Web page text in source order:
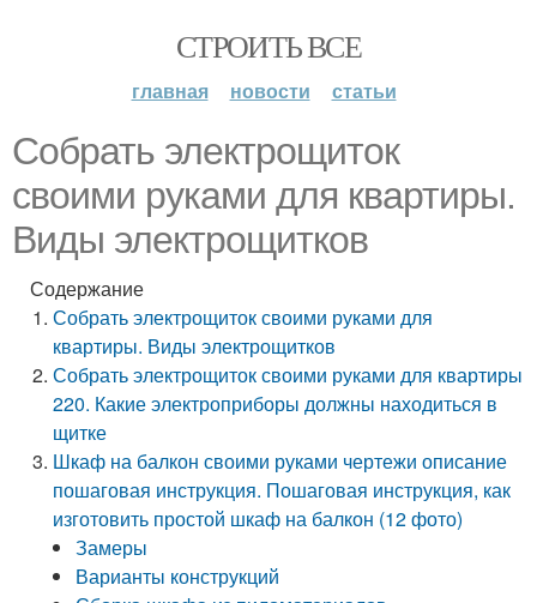
СТРОИТЬ ВСЕ
главная новости статьи
Собрать электрощиток
своими руками для квартиры.
Виды электрощитков
Содержание
Собрать электрощиток своими руками для
квартиры. Виды электрощитков
Собрать электрощиток своими руками для квартиры
220. Какие электроприборы должны находиться в
щитке
Шкаф на балкон своими руками чертежи описание
пошаговая инструкция. Пошаговая инструкция, как
изготовить простой шкаф на балкон (12 фото)
Замеры
Варианты конструкций